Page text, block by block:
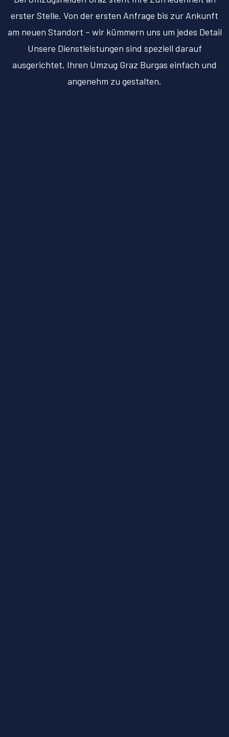
erster Stelle. Von der ersten Anfrage bis zur Ankunft
am neuen Standort – wir kümmern uns um jedes Detail
Unsere Dienstleistungen sind speziell darauf
ausgerichtet, Ihren Umzug Graz Burgas einfach und
angenehm zu gestalten.